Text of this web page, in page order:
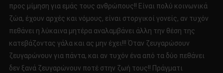
προς μίμηση για εμάς τους ανθρώπους!! Είναι πολύ κοινωνικά
ζώα, έχουν αρχές και νόμους, είναι στοργικοί γονείς, αν τυχόν
πεθάνει η λύκαινα μητέρα αναλαμβάνει άλλη την θέση της
κατεβάζοντας γάλα και ας μην έχει!!! Όταν ζευγαρώσουν
ζευγαρώνουν για πάντα, και αν τυχόν ένα από τα δύο πεθάνει
δεν ξανά ζευγαρώνουν ποτέ στην ζωή τους!! Πράγματι